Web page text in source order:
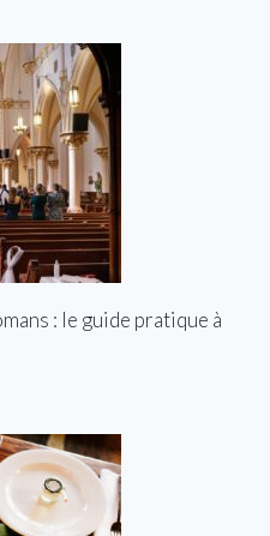
: le guide pratique à